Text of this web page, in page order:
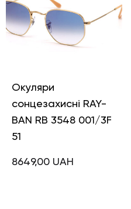
8149,00UAH
Окуляри
сонцезахисні RAY-
BAN RB 3548 001/3F
51
8649,00 UAH